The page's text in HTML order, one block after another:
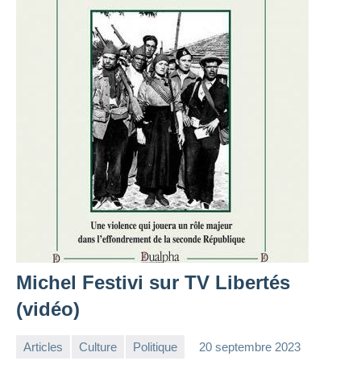
Michel Festivi sur TV Libertés
(vidéo)
Articles Culture Politique 20 septembre 2023